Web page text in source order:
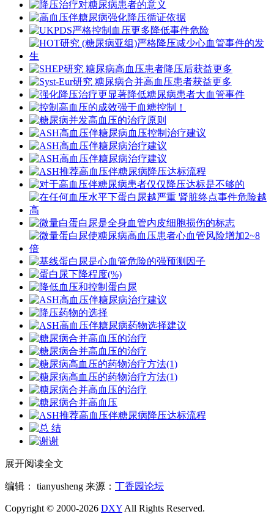
展开阅读全文
编辑： tianyusheng 来源： 丁香园论坛
Copyright © 2000-2026 DXYAll Rights Reserved.